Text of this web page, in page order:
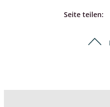
Seite teilen: